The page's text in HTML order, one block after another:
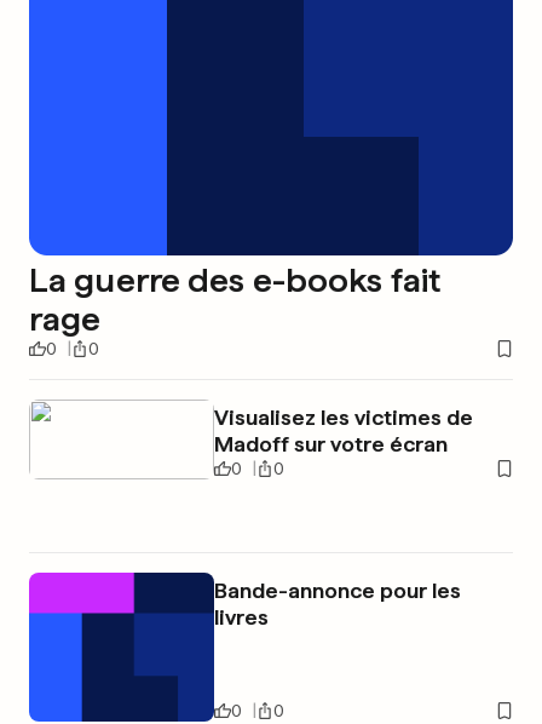
La guerre des e-books fait
rage
0 0
Visualisez les victimes de
Madoff sur votre écran
0 0
Bande-annonce pour les
livres
0 0